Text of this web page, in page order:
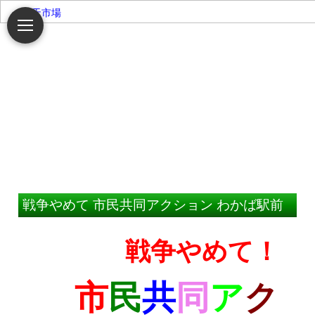
楽天市場
戦争やめて 市民共同アクション わかば駅前
戦争やめて！
市民共同 アク